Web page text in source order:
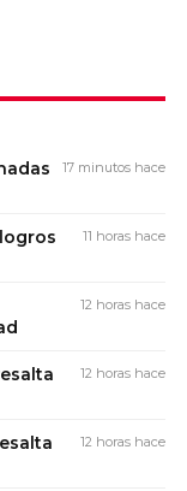
17 minutos hace
11 horas hace
12 horas hace
12 horas hace
12 horas hace